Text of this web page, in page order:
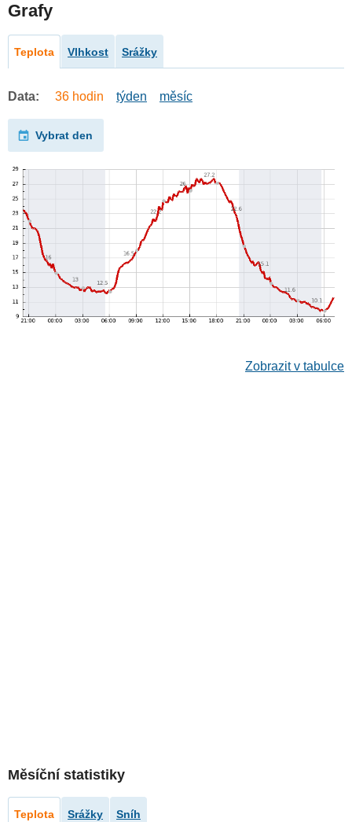
Grafy
Teplota Vlhkost Srážky
Data: 36 hodin týden měsíc
Vybrat den
Zobrazit v tabulce
Měsíční statistiky
Teplota Srážky Sníh